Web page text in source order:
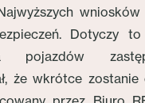
Dotyczy
pojazdów
że wkrótce zostanie